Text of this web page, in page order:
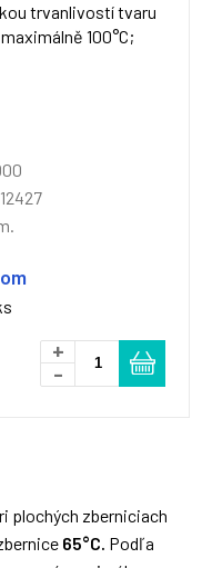
trvanlivostí tvaru
100°C;
+
-
plochých zberniciach
65°C. Podľa